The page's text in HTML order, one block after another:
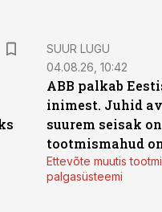
SUUR LUGU
04.08.26, 10:42
ABB palkab
inimest. Juhid
suurem seisak
tootmismahud
Ettevõte muutis
palgasüsteemi